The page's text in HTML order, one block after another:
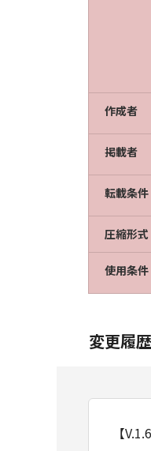
作成者
掲載者
転載条件
圧縮形式
使用条件
変更履歴
【